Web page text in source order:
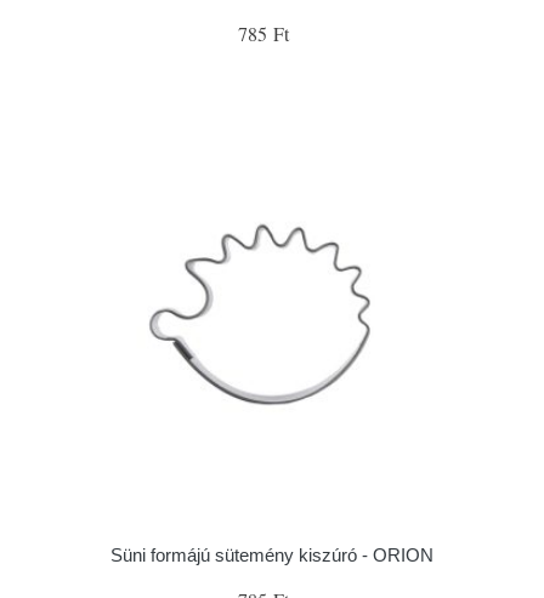
785 Ft
Süni formájú sütemény kiszúró - ORION